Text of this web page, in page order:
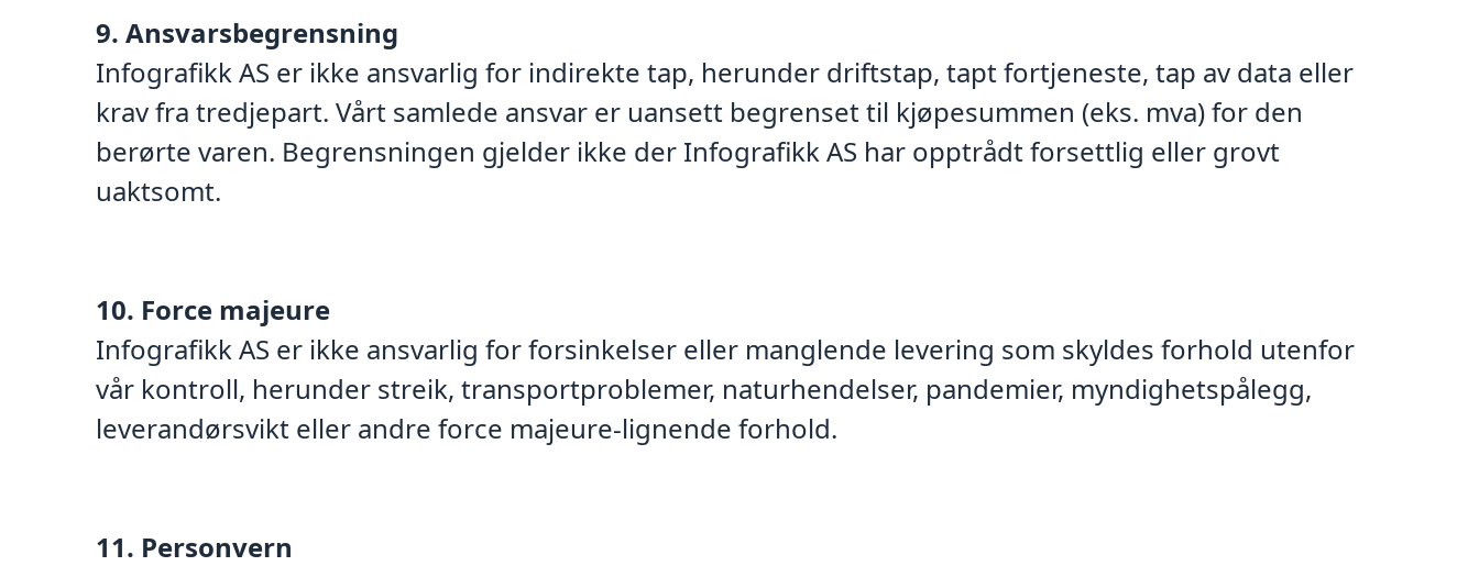
9. Ansvarsbegrensning
Infografikk AS er ikke ansvarlig for indirekte tap, herunder driftstap, tapt fortjeneste, tap av data eller
krav fra tredjepart. Vårt samlede ansvar er uansett begrenset til kjøpesummen (eks. mva) for den
berørte varen. Begrensningen gjelder ikke der Infografikk AS har opptrådt forsettlig eller grovt
uaktsomt.
10. Force majeure
Infografikk AS er ikke ansvarlig for forsinkelser eller manglende levering som skyldes forhold utenfor
vår kontroll, herunder streik, transportproblemer, naturhendelser, pandemier, myndighetspålegg,
leverandørsvikt eller andre force majeure-lignende forhold.
11. Personvern